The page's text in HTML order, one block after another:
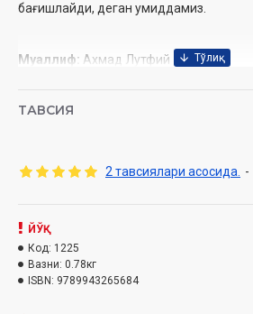
бағишлайди, деган умиддамиз.
Муаллиф: Ахмад Лутфий Қозончи
Сана:2020 йил (2014, 2017, 2019)
Бичими:70×100 1/16
МУНДАРИЖА
ТАВСИЯ
2 тавсиялари асосида. -
ЙЎҚ
Код: 1225
Вазни: 0.78кг
ISBN: 9789943265684